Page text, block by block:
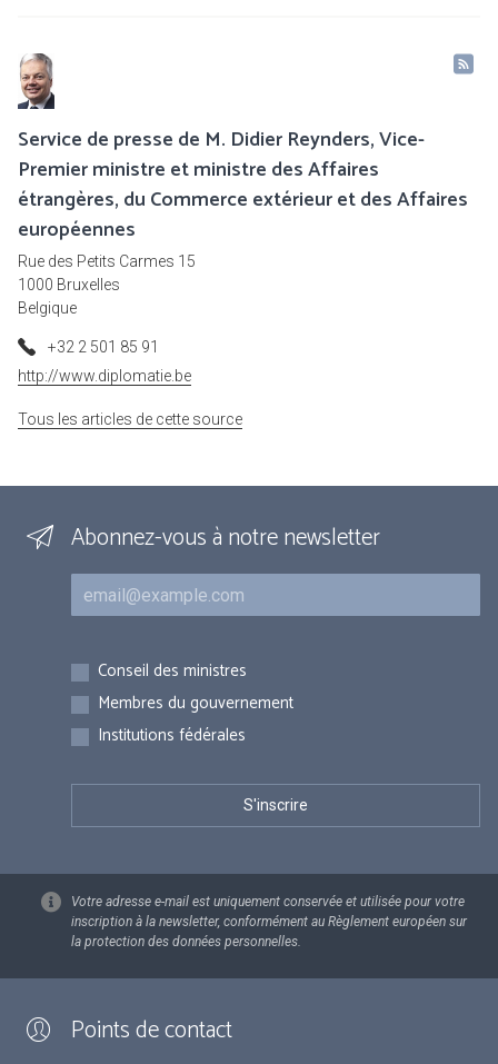
Service de presse de M. Didier Reynders, Vice-
Premier ministre et ministre des Affaires
étrangères, du Commerce extérieur et des Affaires
européennes
Rue des Petits Carmes 15
1000 Bruxelles
Belgique
+32 2 501 85 91
http://www.diplomatie.be
Tous les articles de cette source
Abonnez-vous à notre newsletter
Courriel
Inscriptions
Conseil des ministres
Membres du gouvernement
Institutions fédérales
Votre adresse e-mail est uniquement conservée et utilisée pour votre
inscription à la newsletter, conformément au Règlement européen sur
la protection des données personnelles.
Points de contact